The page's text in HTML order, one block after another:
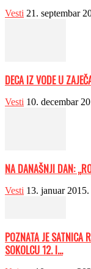
Vesti 21. septembar
DECA IZ VODE U
Vesti 10. decembar
NA DANAŠNJI DAN:
Vesti 13. januar 2015.
POZNATA JE SATNICA
SOKOLCU 12. I...